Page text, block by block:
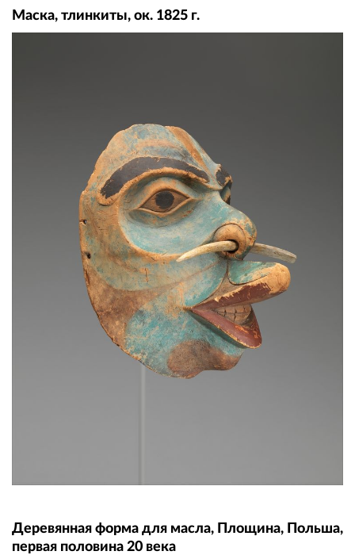
Маска, тлинкиты, ок. 1825 г.
Деревянная форма для масла, Площина, Польша,
первая половина 20 века